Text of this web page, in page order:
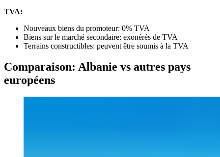
TVA:
Nouveaux biens du promoteur: 0% TVA
Biens sur le marché secondaire: exonérés de TVA
Terrains constructibles: peuvent être soumis à la TVA
Comparaison: Albanie vs autres pays
européens